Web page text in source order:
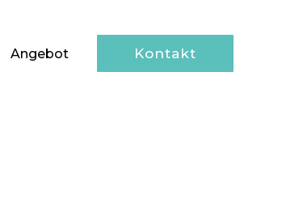
Angebot Kontakt